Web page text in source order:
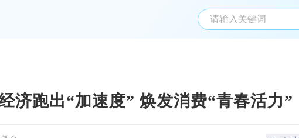
济跑出“加速度” 焕发消费“青春活力”